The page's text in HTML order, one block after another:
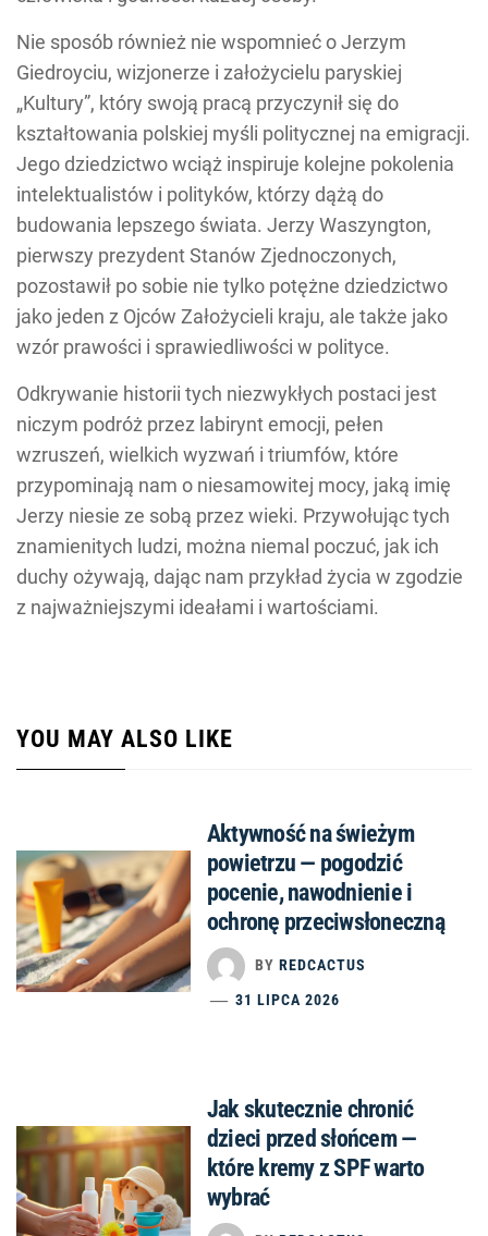
Nie sposób również nie wspomnieć o Jerzym
Giedroyciu, wizjonerze i założycielu paryskiej
„Kultury”, który swoją pracą przyczynił się do
kształtowania polskiej myśli politycznej na emigracji.
Jego dziedzictwo wciąż inspiruje kolejne pokolenia
intelektualistów i polityków, którzy dążą do
budowania lepszego świata. Jerzy Waszyngton,
pierwszy prezydent Stanów Zjednoczonych,
pozostawił po sobie nie tylko potężne dziedzictwo
jako jeden z Ojców Założycieli kraju, ale także jako
wzór prawości i sprawiedliwości w polityce.
Odkrywanie historii tych niezwykłych postaci jest
niczym podróż przez labirynt emocji, pełen
wzruszeń, wielkich wyzwań i triumfów, które
przypominają nam o niesamowitej mocy, jaką imię
Jerzy niesie ze sobą przez wieki. Przywołując tych
znamienitych ludzi, można niemal poczuć, jak ich
duchy ożywają, dając nam przykład życia w zgodzie
z najważniejszymi ideałami i wartościami.
YOU MAY ALSO LIKE
Aktywność na świeżym
powietrzu — pogodzić
pocenie, nawodnienie i
ochronę przeciwsłoneczną
BY REDCACTUS
31 LIPCA 2026
Jak skutecznie chronić
dzieci przed słońcem —
które kremy z SPF warto
wybrać